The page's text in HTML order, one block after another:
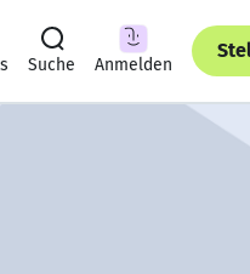
Suche Anmelden